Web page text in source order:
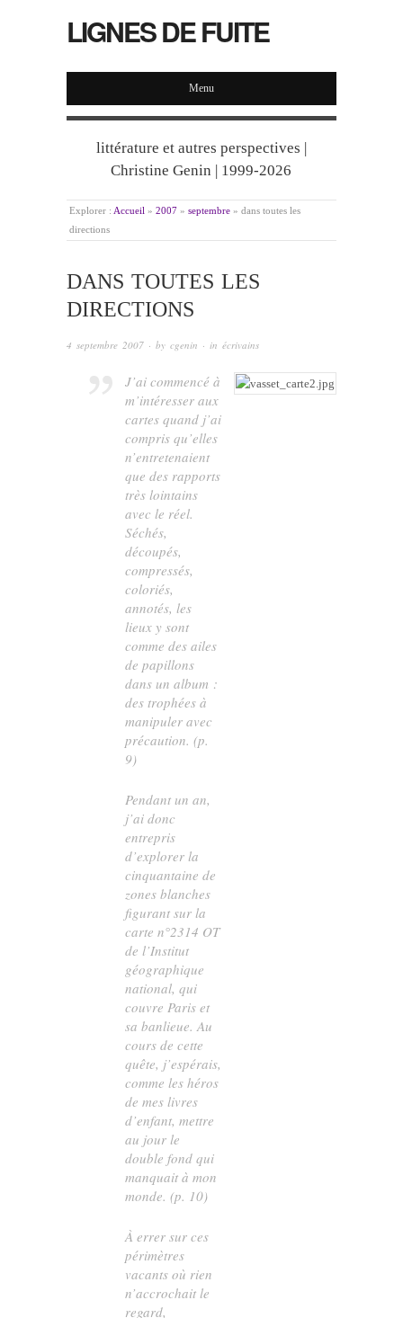
LIGNES DE FUITE
Menu
littérature et autres perspectives |
Christine Genin | 1999-2026
Explorer : Accueil » 2007 » septembre » dans toutes les
directions
DANS TOUTES LES
DIRECTIONS
4 septembre 2007 · by cgenin · in écrivains
J’ai commencé à
m’intéresser aux
cartes quand j’ai
compris qu’elles
n’entretenaient
que des rapports
très lointains
avec le réel.
Séchés,
découpés,
compressés,
coloriés,
annotés, les
lieux y sont
comme des ailes
de papillons
dans un album :
des trophées à
manipuler avec
précaution. (p.
9)
Pendant un an,
j’ai donc
entrepris
d’explorer la
cinquantaine de
zones blanches
figurant sur la
carte n°2314 OT
de l’Institut
géographique
national, qui
couvre Paris et
sa banlieue. Au
cours de cette
quête, j’espérais,
comme les héros
de mes livres
d’enfant, mettre
au jour le
double fond qui
manquait à mon
monde. (p. 10)
À errer sur ces
périmètres
vacants où rien
n’accrochait le
regard,